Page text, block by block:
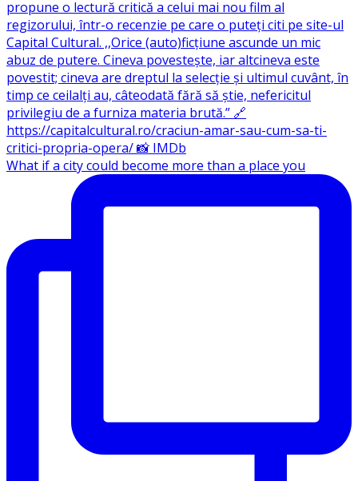
What if a city could become more than a place you